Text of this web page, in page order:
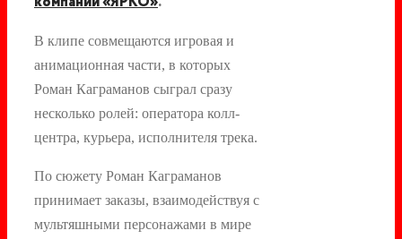
В клипе совмещаются игровая и
анимационная части, в которых
Роман Каграманов сыграл сразу
несколько ролей: оператора колл-
центра, курьера, исполнителя трека.
По сюжету Роман Каграманов
принимает заказы, взаимодействуя с
мультяшными персонажами в мире